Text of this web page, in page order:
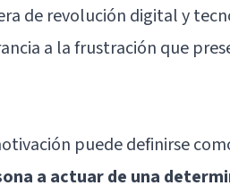
de revolución digital y
a la frustración que
puede definirse
a actuar de una